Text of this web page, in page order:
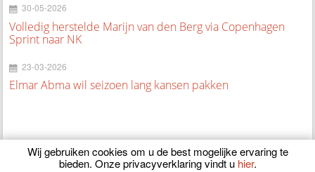
30-05-2026
Volledig herstelde Marijn van den Berg via Copenhagen
Sprint naar NK
23-03-2026
Elmar Abma wil seizoen lang kansen pakken
Wij gebruiken cookies om u de best mogelijke ervaring te
bieden. Onze privacyverklaring vindt u hier.